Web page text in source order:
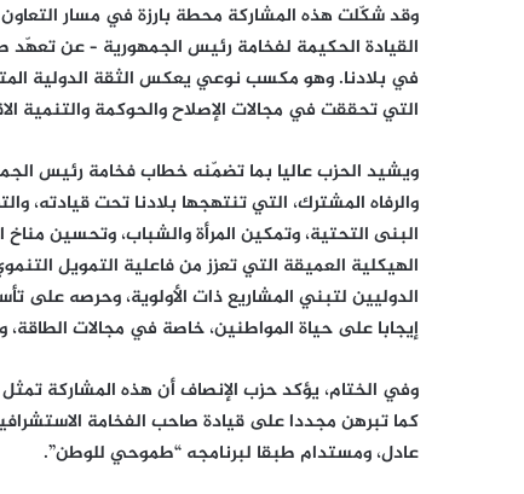
وقد شكّلت هذه المشاركة محطة بارزة في مسار
القيادة الحكيمة لفخامة رئيس الجمهورية – عن تعهّد
في بلادنا. وهو مكسب نوعي يعكس الثقة الدولية
التي تحققت في مجالات الإصلاح والحوكمة والتنمية
ويشيد الحزب عاليا بما تضمّنه خطاب فخامة رئيس
والرفاه المشترك، التي تنتهجها بلادنا تحت
البنى التحتية، وتمكين المرأة والشباب، وتحسين مناخ
الدوليين لتبني المشاريع ذات الأولوية، وحرصه على
إيجابا على حياة المواطنين، خاصة في مجالات الطاقة،
وفي الختام، يؤكد حزب الإنصاف أن هذه المشاركة تمثل
كما تبرهن مجددا على قيادة صاحب الفخامة
عادل، ومستدام طبقا لبرنامجه “طموحي للوطن”.